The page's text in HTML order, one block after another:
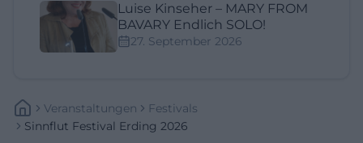
Luise Kinseher – MARY FROM
BAVARY Endlich SOLO!
27. September 2026
Veranstaltungen
Festivals
Sinnflut Festival Erding 2026